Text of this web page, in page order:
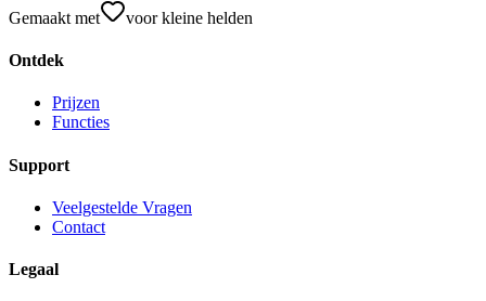
Gemaakt met voor kleine helden
Ontdek
Prijzen
Functies
Support
Veelgestelde Vragen
Contact
Legaal